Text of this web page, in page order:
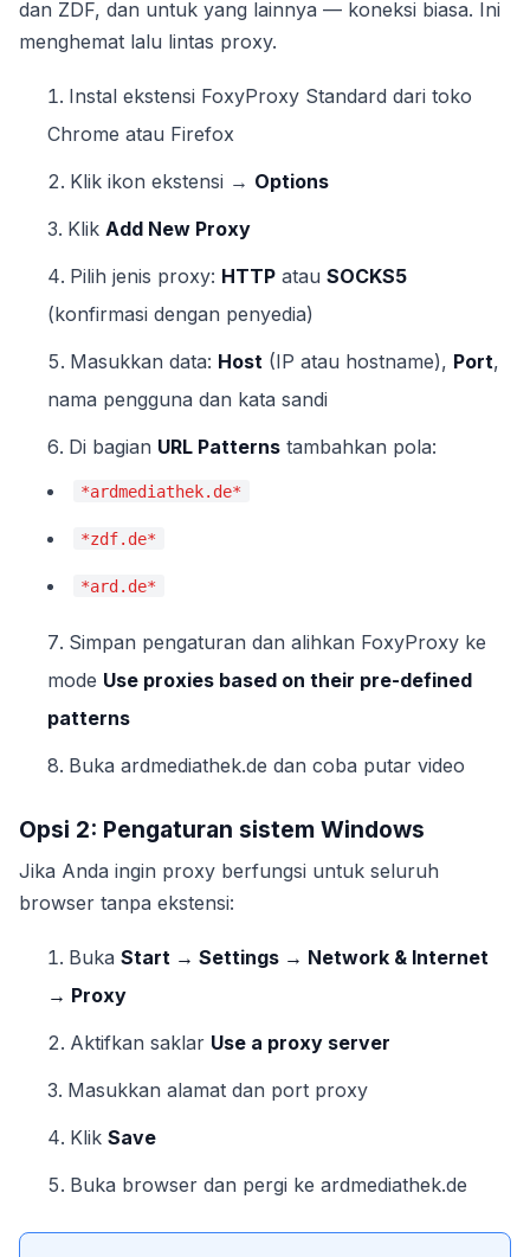
dan ZDF, dan untuk yang lainnya — koneksi biasa. Ini
menghemat lalu lintas proxy.
Instal ekstensi FoxyProxy Standard dari toko
Chrome atau Firefox
Klik ikon ekstensi → Options
Klik Add New Proxy
Pilih jenis proxy: HTTP atau SOCKS5
(konfirmasi dengan penyedia)
Masukkan data: Host (IP atau hostname), Port,
nama pengguna dan kata sandi
Di bagian URL Patterns tambahkan pola:
*ardmediathek.de*
*zdf.de*
*ard.de*
Simpan pengaturan dan alihkan FoxyProxy ke
mode Use proxies based on their pre-defined
patterns
Buka ardmediathek.de dan coba putar video
Opsi 2: Pengaturan sistem Windows
Jika Anda ingin proxy berfungsi untuk seluruh
browser tanpa ekstensi:
Buka Start → Settings → Network & Internet
→ Proxy
Aktifkan saklar Use a proxy server
Masukkan alamat dan port proxy
Klik Save
Buka browser dan pergi ke ardmediathek.de